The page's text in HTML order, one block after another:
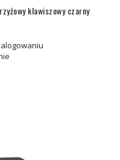
klawiszowy czarny